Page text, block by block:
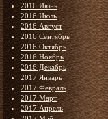
2016 Июнь
2016 Июль
2016 Август
2016 Сентябрь
2016 Октябрь
2016 Ноябрь
2016 Декабрь
2017 Январь
2017 Февраль
2017 Март
2017 Апрель